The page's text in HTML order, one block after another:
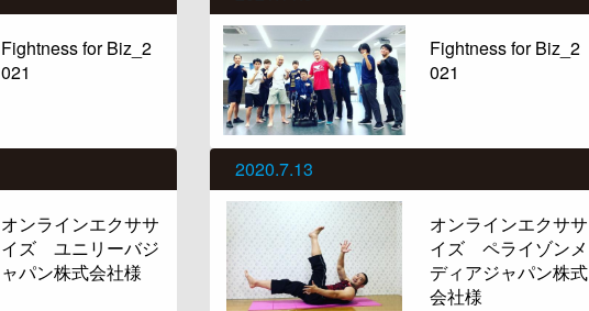
Fightness for Biz_2
021
Fightness for Biz_2
021
オンラインエクササ
イズ ユニリーバジ
ャパン株式会社様
2020.7.13
オンラインエクササ
イズ ペライゾンメ
ディアジャパン株式
会社様